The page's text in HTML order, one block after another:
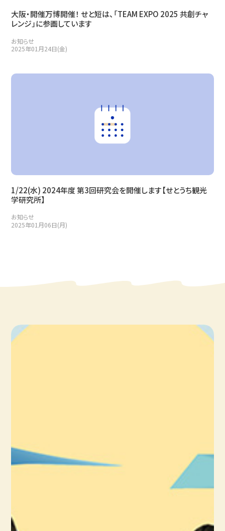
大阪・開催万博開催！ せと短は、「TEAM EXPO 2025 共創チャ
レンジ」に参画しています
お知らせ
2025年01月24日(金)
1/22(水) 2024年度 第3回研究会を開催します【せとうち観光
学研究所】
お知らせ
2025年01月06日(月)